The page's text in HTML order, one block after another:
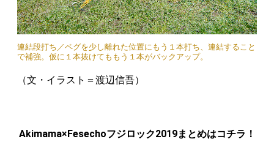
連結段打ち／ペグを少し離れた位置にもう１本打ち、連結すること
で補強。仮に１本抜けてももう１本がバックアップ。
（文・イラスト＝渡辺信吾）
Akimama×Fesechoフジロック2019まとめはコチラ！